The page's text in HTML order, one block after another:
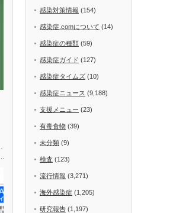
感染対策情報 (154)
感染症.comについて (14)
感染症の種類 (59)
感染症ガイド (127)
感染症タイムズ (10)
感染症ニュース (9,188)
支援メニュー (23)
有毒食物 (39)
未分類 (9)
検査 (123)
流行情報 (3,271)
海外感染症 (1,205)
研究報告 (1,197)